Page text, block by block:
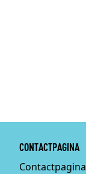
CONTACTPAGINA
Contactpagina